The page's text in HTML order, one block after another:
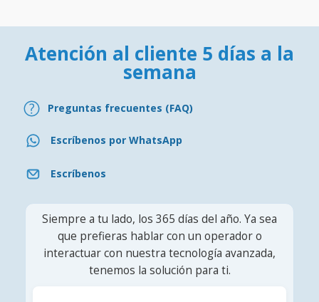
Atención al cliente 5 días a la
semana
Preguntas frecuentes (FAQ)
Escríbenos por WhatsApp
Escríbenos
Siempre a tu lado, los 365 días del año. Ya sea
que prefieras hablar con un operador o
interactuar con nuestra tecnología avanzada,
tenemos la solución para ti.